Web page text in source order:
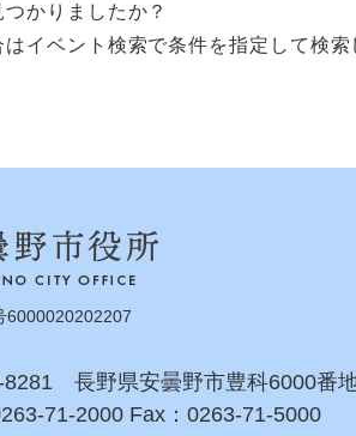
かりましたか？
はイベント検索で条件を指定して検索
6000020202207
8281 長野県安曇野市豊科6000番
71-2000 Fax：0263-71-5000